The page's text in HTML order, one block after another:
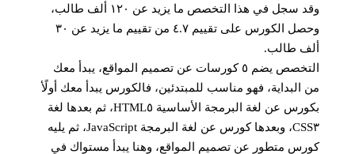
وقد سجل في هذا التخصص ما يزيد عن ١٢٠ ألف طالب،
وحصل الكورس على تقييم ٤.٧ من تقييم ما يزيد عن ٣٠
ألف طالب.
التخصص يضم ٥ كورسات عن تصميم المواقع، يبدأ معك
من البداية، فهو مناسب للمبتدئين، فالكورس يبدأ معك أولًأ
بكورس عن لغة البرمجة الأساسية HTML٥، ثم بعدها لغة
CSS٣، وبعدها كورس عن لغة البرمجة JavaScript، ثم يليه
كورس متطور عن تصميم المواقع، وهنا يبدأ مستواك في